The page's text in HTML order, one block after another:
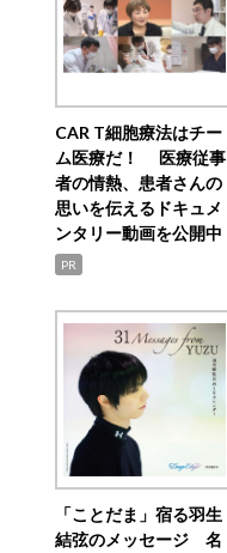
CAR T細胞療法はチー
ム医療だ！ 医療従事
者の情熱、患者さんの
思いを伝えるドキュメ
ンタリー動画を公開中
PR
「ことだま」宿る羽生
結弦のメッセージ 名